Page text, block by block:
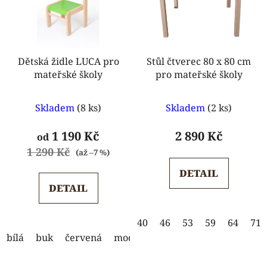
Dětská židle LUCA pro
mateřské školy
hodnocení
produktu
je
5
Skladem (8 ks)
od1 190 Kč
1 290 Kč (až –7 %)
DETAIL
bílá buk červená modrá
Stůl čtverec 80 x 80 cm
pro mateřské školy
hodnocení
produktu
5,0
z
Skladem (2 ks)
2 890 Kč
DETAIL
40 46 53 59 64 71